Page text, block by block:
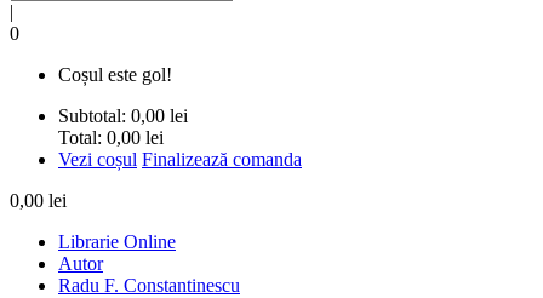
|
0
Coșul este gol!
Subtotal: 0,00 lei
Total: 0,00 lei
Vezi coșul Finalizează comanda
0,00 lei
Librarie Online
Autor
Radu F. Constantinescu